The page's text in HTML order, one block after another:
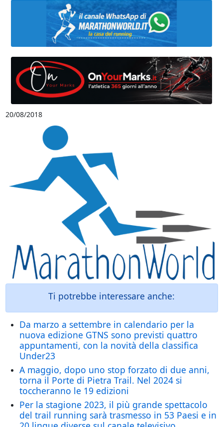
20/08/2018
Ti potrebbe interessare anche:
Da marzo a settembre in calendario per la
nuova edizione GTNS sono previsti quattro
appuntamenti, con la novità della classifica
Under23
A maggio, dopo uno stop forzato di due anni,
torna il Porte di Pietra Trail. Nel 2024 si
toccheranno le 19 edizioni
Per la stagione 2023, il più grande spettacolo
del trail running sarà trasmesso in 53 Paesi e in